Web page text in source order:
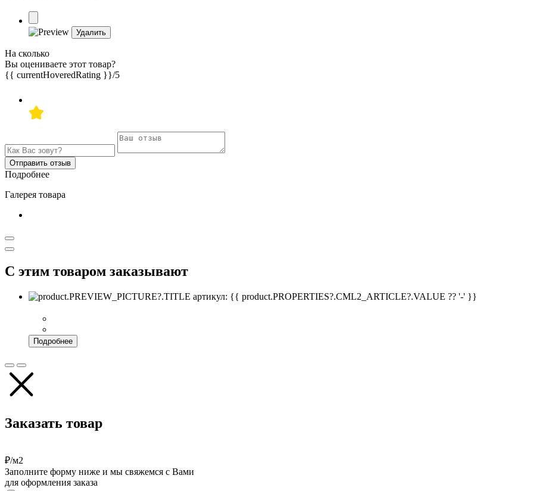
Удалить
На сколько
Вы оцениваете этот товар?
{{ currentHoveredRating }}/5
Отправить отзыв
Подробнее
Галерея товара
С этим товаром заказывают
артикул: {{ product.PROPERTIES?.CML2_ARTICLE?.VALUE ?? '-' }}
Подробнее
Заказать товар
₽/м2
Заполните форму ниже и мы свяжемся с Вами
для оформления заказа